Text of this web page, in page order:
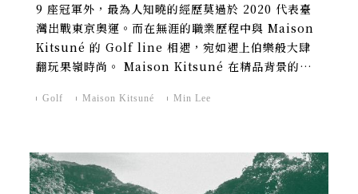
9 座冠軍外，最為人知曉的經歷莫過於 2020 代表臺
灣出戰東京奧運。而在無涯的職業歷程中與 Maison
Kitsuné 的 Golf line 相遇，宛如遇上伯樂般大肆
翻玩果嶺時尚。 Maison Kitsuné 在精品背景的加
當代最受矚目的高球戰袍品牌之一。
Golf Maison Kitsuné Min Lee